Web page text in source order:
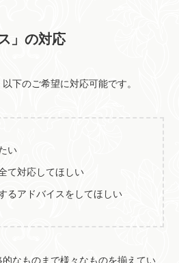
」の対応
下のご希望に対応可能です。
い
て対応してほしい
るアドバイスをしてほしい
なものまで様々なものを揃えてい